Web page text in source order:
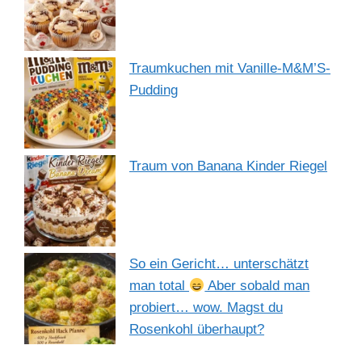
Traumkuchen mit Vanille-M&M’S-
Pudding
Traum von Banana Kinder Riegel
So ein Gericht… unterschätzt
man total
Aber sobald man
probiert… wow. Magst du
Rosenkohl überhaupt?